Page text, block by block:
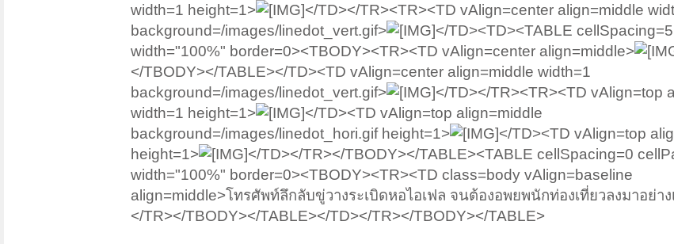
width=1 height=1>
</TD></TR><TR><TD vAlign=center align=middle
background=/images/linedot_vert.gif>
</TD><TD><TABLE
width="100%" border=0><TBODY><TR><TD vAlign=center align=middle>
</TBODY></TABLE></TD><TD vAlign=center align=middle width=1
background=/images/linedot_vert.gif>
</TD></TR><TR><TD vAlign=top
width=1 height=1>
</TD><TD vAlign=top align=middle
background=/images/linedot_hori.gif height=1>
</TD><TD vAlign=top
height=1>
</TD></TR></TBODY></TABLE><TABLE cellSpacing=0
width="100%" border=0><TBODY><TR><TD class=body vAlign=baseline
align=middle>โทรศัพท์ลึกลับขู่วางระเบิดหอไอเฟล จนต้องอพยพนักท่องเที่ยวลงมาอย่าง
</TR></TBODY></TABLE></TD></TR></TBODY></TABLE>